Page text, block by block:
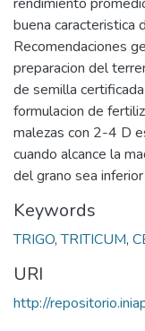
buena caracteristica
Recomendaciones
preparacion del
de semilla
formulacion de
malezas con 2-4 D
cuando alcance la
del grano sea
Keywords
TRIGO,TRITICUM,
URI
http://